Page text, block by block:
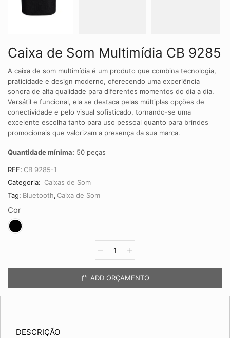
Caixa de Som Multimídia CB 9285
A caixa de som multimídia é um produto que combina tecnologia,
praticidade e design moderno, oferecendo uma experiência
sonora de alta qualidade para diferentes momentos do dia a dia.
Versátil e funcional, ela se destaca pelas múltiplas opções de
conectividade e pelo visual sofisticado, tornando-se uma
excelente escolha tanto para uso pessoal quanto para brindes
promocionais que valorizam a presença da sua marca.
Quantidade mínima: 50 peças
REF: CB 9285-1
Categoria: Caixas de Som
Tag: Bluetooth, Caixa de Som
Cor
CB
ADD ORÇAMENTO
DESCRIÇÃO